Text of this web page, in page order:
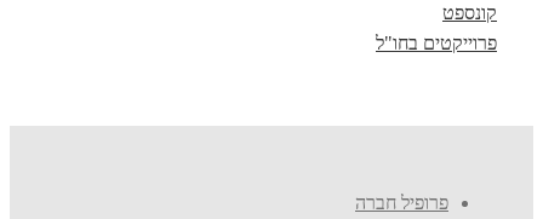
קונספט
פרוייקטים בחו"ל
פרופיל חברה